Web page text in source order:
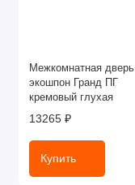
Межкомнатная дверь
экошпон Гранд ПГ
кремовый глухая
13265 ₽
Купить